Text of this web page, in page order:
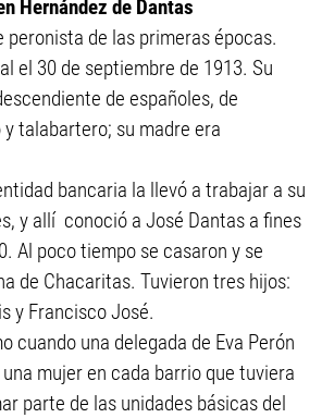
Hernández de Dantas
peronista de las primeras épocas.
el 30 de septiembre de 1913. Su
de españoles, de
talabartero; su madre era
bancaria la llevó a trabajar a su
y allí conoció a José Dantas a fines
Al poco tiempo se casaron y se
de Chacaritas. Tuvieron tres hijos:
y Francisco José.
cuando una delegada de Eva Perón
mujer en cada barrio que tuviera
parte de las unidades básicas del